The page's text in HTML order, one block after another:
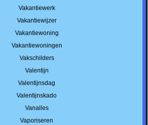
Vakantiewerk
Vakantiewijzer
Vakantiewoning
Vakantiewoningen
Vakschilders
Valentijn
Valentijnsdag
Valentijnskado
Vanalles
Vaporiseren